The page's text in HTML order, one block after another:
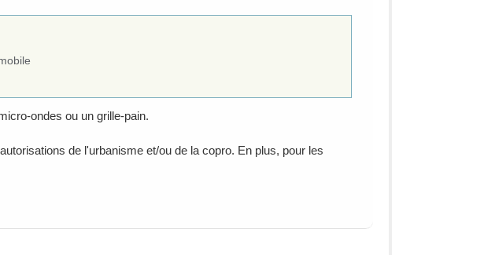
ondes ou un grille-pain.
de l'urbanisme et/ou de la copro. En plus, pour les